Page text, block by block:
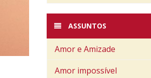
ASSUNTOS
Amor e Amizade
Amor impossível